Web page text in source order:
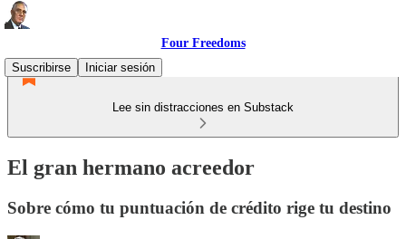
Four Freedoms
Suscribirse
Iniciar sesión
Lee sin distracciones en Substack
El gran hermano acreedor
Sobre cómo tu puntuación de crédito rige tu destino